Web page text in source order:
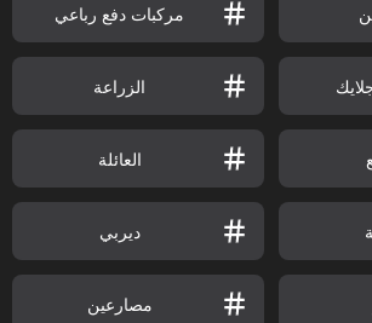
مركبات دفع رباعي
الزراعة
العائلة
ديربي
مصارعين